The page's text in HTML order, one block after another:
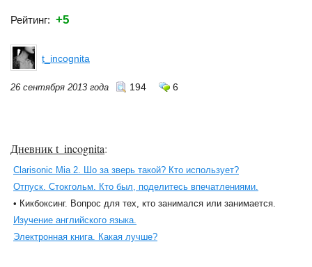
Рейтинг: +5
t_incognita
26 сентября 2013 года 194 6
Дневник t_incognita:
Clarisonic Mia 2. Шо за зверь такой? Кто использует?
Отпуск. Стокгольм. Кто был, поделитесь впечатлениями.
• Кикбоксинг. Вопрос для тех, кто занимался или занимается.
Изучение английского языка.
Электронная книга. Какая лучше?